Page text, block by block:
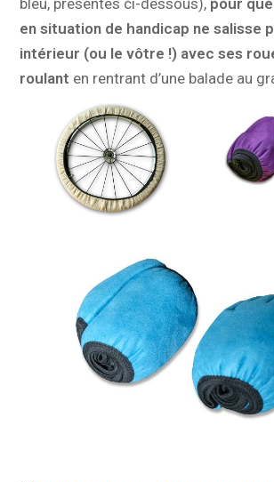
en situation de handicap ne salisse
intérieur (ou le vôtre !) avec ses
roulant en rentrant d’une balade au